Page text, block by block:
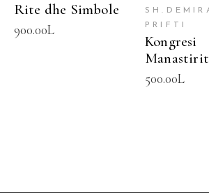
Rite dhe Simbole
900.00L
PRIFTI
Kongresi
Manastirit
500.00L